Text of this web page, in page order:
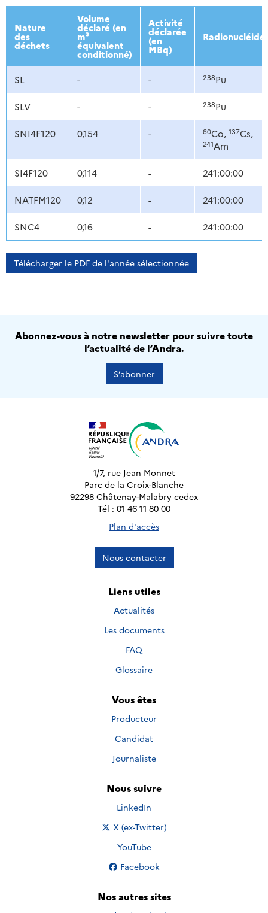
2013 2014 2015 2016
Nature
des
déchets
Volume
déclaré (en
m³
équivalent
conditionné)
Activité
déclarée
(en
MBq)
SL - - 238Pu
SLV - - 238Pu
SNI4F120 0,154 - 60Co, 137Cs,
241Am
SI4F120 0,114 - 241:00:00
NATFM120 0,12 - 241:00:00
SNC4 0,16 - 241:00:00
Télécharger le PDF de l'année sélectionnée
Abonnez-vous à notre newsletter pour suivre toute
l’actualité de l’Andra.
S’abonner
1/7, rue Jean Monnet
Parc de la Croix-Blanche
92298 Châtenay-Malabry cedex
Tél : 01 46 11 80 00
Plan d'accès
Nous contacter
Liens utiles
Actualités
Les documents
FAQ
Glossaire
Vous êtes
Producteur
Candidat
Journaliste
Nous suivre
Nous suivre sur
LinkedIn
Nous suivre sur
X (ex-Twitter)
Nous suivre sur
YouTube
Nous suivre sur
Facebook
Nos autres sites